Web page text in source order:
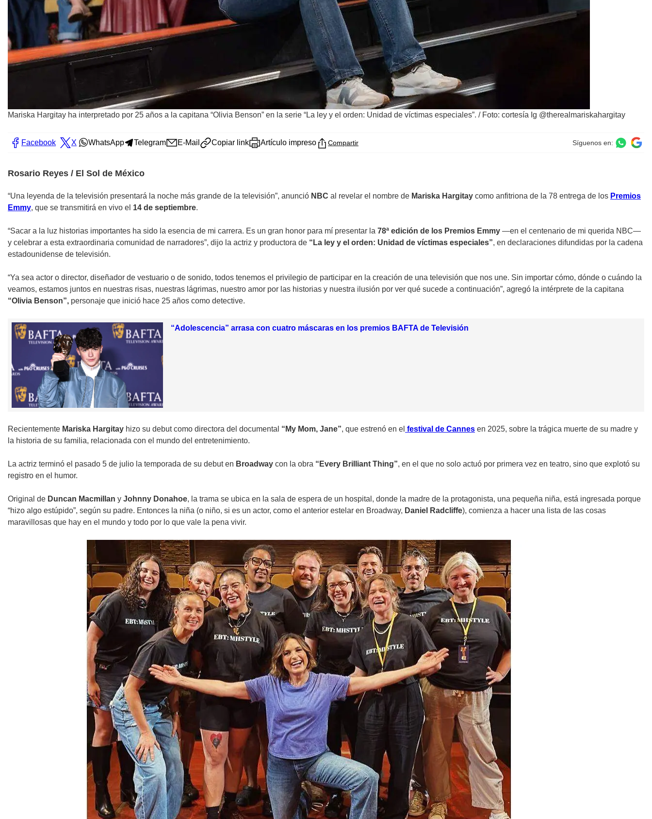
Mariska Hargitay ha interpretado por 25 años a la capitana “Olivia Benson” en la serie “La ley y el orden: Unidad de víctimas especiales”. / Foto: cortesía Ig @therealmariskahargitay
Facebook X WhatsApp Telegram E-Mail Copiar link Artículo impreso Compartir Síguenos en:
Rosario Reyes / El Sol de México
“Una leyenda de la televisión presentará la noche más grande de la televisión”, anunció NBC al revelar el nombre de Mariska Hargitay como anfitriona de la 78 entrega de los Premios
Emmy, que se transmitirá en vivo el 14 de septiembre.
“Sacar a la luz historias importantes ha sido la esencia de mi carrera. Es un gran honor para mí presentar la 78ª edición de los Premios Emmy —en el centenario de mi querida NBC—
y celebrar a esta extraordinaria comunidad de narradores”, dijo la actriz y productora de “La ley y el orden: Unidad de víctimas especiales”, en declaraciones difundidas por la cadena
estadounidense de televisión.
“Ya sea actor o director, diseñador de vestuario o de sonido, todos tenemos el privilegio de participar en la creación de una televisión que nos une. Sin importar cómo, dónde o cuándo la
veamos, estamos juntos en nuestras risas, nuestras lágrimas, nuestro amor por las historias y nuestra ilusión por ver qué sucede a continuación”, agregó la intérprete de la capitana
“Olivia Benson”, personaje que inició hace 25 años como detective.
“Adolescencia” arrasa con cuatro máscaras en los premios BAFTA de Televisión
Recientemente Mariska Hargitay hizo su debut como directora del documental “My Mom, Jane”, que estrenó en el festival de Cannes en 2025, sobre la trágica muerte de su madre y
la historia de su familia, relacionada con el mundo del entretenimiento.
La actriz terminó el pasado 5 de julio la temporada de su debut en Broadway con la obra “Every Brilliant Thing”, en el que no solo actuó por primera vez en teatro, sino que explotó su
registro en el humor.
Original de Duncan Macmillan y Johnny Donahoe, la trama se ubica en la sala de espera de un hospital, donde la madre de la protagonista, una pequeña niña, está ingresada porque
“hizo algo estúpido”, según su padre. Entonces la niña (o niño, si es un actor, como el anterior estelar en Broadway, Daniel Radcliffe), comienza a hacer una lista de las cosas
maravillosas que hay en el mundo y todo por lo que vale la pena vivir.